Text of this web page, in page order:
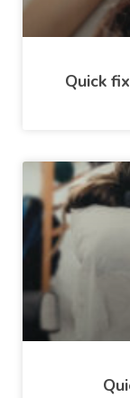
Quick